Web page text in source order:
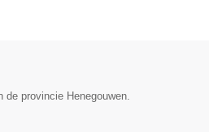
de provincie Henegouwen.